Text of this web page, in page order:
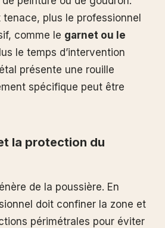
tenace, plus le professionnel
comme le garnet ou le
le temps d’intervention
présente une rouille
spécifique peut être
la protection du
de la poussière. En
doit confiner la zone et
périmétrales pour éviter